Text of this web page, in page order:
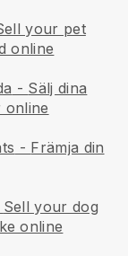
your pet
online
- Sälj dina
online
- Främja din
Sell your dog
online